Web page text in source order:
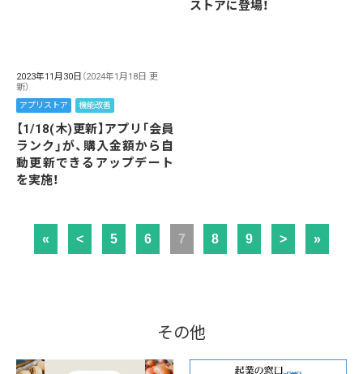
ストアに登場！
2023年11月30日 （2024年1月18日 更
新）
アプリストア 機能改善
【1/18(木)更新】アプリ「会員
ランク」が、購入金額から自
動更新できるアップデート
を実施！
« < 5 6 7 8 9 > »
その他